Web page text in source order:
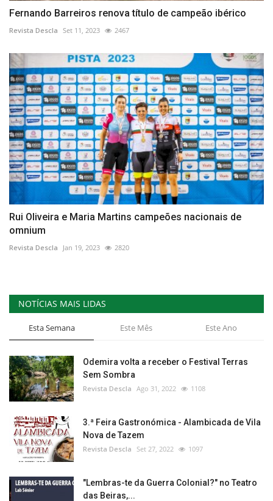
Fernando Barreiros renova título de campeão ibérico
Revista Descla Set 11, 2023 2467
Rui Oliveira e Maria Martins campeões nacionais de
omnium
Revista Descla Jan 19, 2023 2820
NOTÍCIAS MAIS LIDAS
Esta Semana Este Mês Este Ano
Odemira volta a receber o Festival Terras
Sem Sombra
Revista Descla Ago 31, 2022 1108
3.ª Feira Gastronómica - Alambicada de Vila
Nova de Tazem
Revista Descla Set 27, 2022 1097
"Lembras-te da Guerra Colonial?" no Teatro
das Beiras,...